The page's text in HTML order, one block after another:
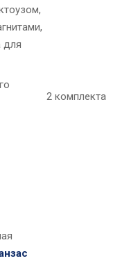
для
2 комплекта